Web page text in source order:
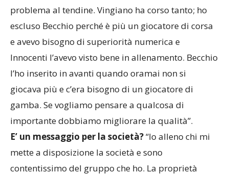
escluso Becchio perché è più un giocatore di corsa
e avevo bisogno di superiorità numerica e
Innocenti l’avevo visto bene in allenamento. Becchio
l’ho inserito in avanti quando oramai non si
giocava più e c’era bisogno di un giocatore di
gamba. Se vogliamo pensare a qualcosa di
importante dobbiamo migliorare la qualità”.
E’ un messaggio per la società?“Io alleno chi mi
mette a disposizione la società e sono
contentissimo del gruppo che ho. La proprietà
valuterà se è il caso o meno intervenire. Questi